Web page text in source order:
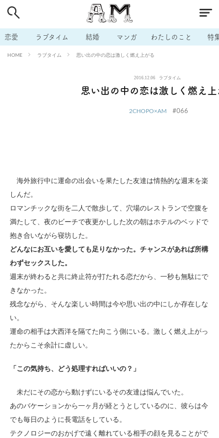
恋愛 ラブタイム 結婚 マンガ わたしのこと 特
HOME ラブタイム 思い出の中の恋は激しく燃え上がる
2016.12.06 ラブタイム
思い出の中の恋は激しく燃え
2CHOPO×AM #066
海外旅行中に運命の出会いを果たした友達は情熱的な週末を楽
しんだ。
ロマンチックな街を二人で散歩して、穴場のレストランで空腹を
満たして、夜のビーチで夜更かしした次の朝はホテルのベッドで
抱き合いながら寝坊した。
どんなにお互いを愛しても足りなかった。チャンスがあれば所構
わずセックスした。
週末が終わると共に終止符が打たれる恋だから、一秒も無駄にで
きなかった。
残念ながら、そんな楽しい時間は今や思い出の中にしか存在しな
い。
運命の相手は大西洋を隔てた向こう側にいる。激しく燃え上がっ
たからこそ余計に虚しい。
「この気持ち、どう処理すればいいの？」
未だにその恋から動けずにいるその友達は悩んでいた。
あのバケーションから一ヶ月が経とうとしているのに、彼らは今
でも毎日のように長電話をしている。
テクノロジーのおかげで遠く離れている相手の顔を見ることがで
# 男の本音 # セフレ # 不倫
# 出会う方法 # マッチングアプリ # ラブグッズ # 体の相